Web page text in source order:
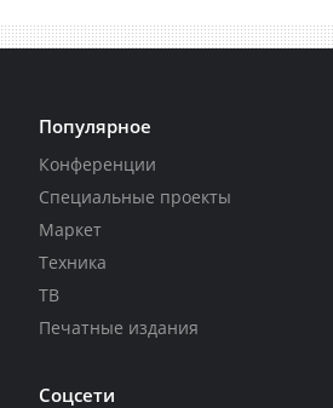
Популярное
Конференции
Специальные проекты
Маркет
Техника
ТВ
Печатные издания
Соцсети